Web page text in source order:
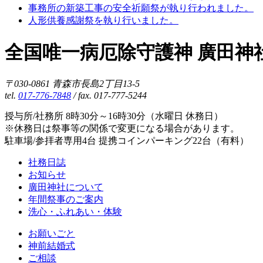
事務所の新築工事の安全祈願祭が執り行われました。
人形供養感謝祭を執り行いました。
全国唯一病厄除守護神 廣田神
〒030-0861 青森市長島2丁目13-5
tel. 017-776-7848 / fax. 017-777-5244
授与所/社務所 8時30分～16時30分（水曜日 休務日）
※休務日は祭事等の関係で変更になる場合があります。
駐車場/参拝者専用4台 提携コインパーキング22台（有料）
社務日誌
お知らせ
廣田神社について
年間祭事のご案内
洗心・ふれあい・体験
お願いごと
神前結婚式
ご相談